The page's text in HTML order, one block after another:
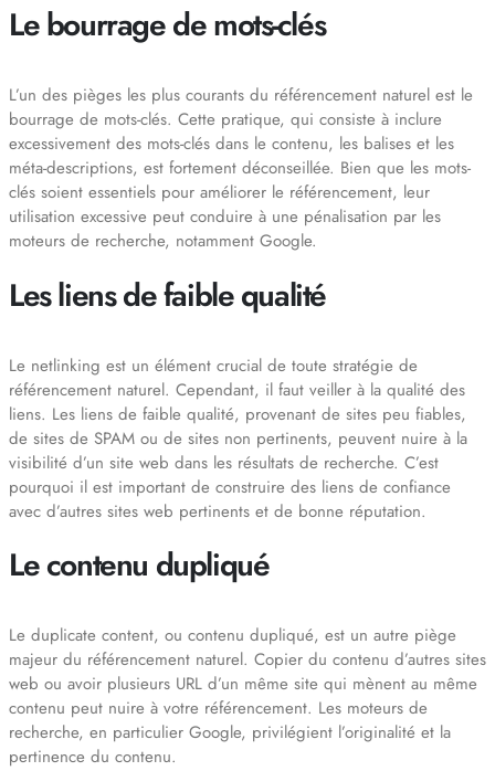
Le bourrage de mots-clés
L’un des pièges les plus courants du référencement naturel est le
bourrage de mots-clés. Cette pratique, qui consiste à inclure
excessivement des mots-clés dans le contenu, les balises et les
méta-descriptions, est fortement déconseillée. Bien que les mots-
clés soient essentiels pour améliorer le référencement, leur
utilisation excessive peut conduire à une pénalisation par les
moteurs de recherche, notamment Google.
Les liens de faible qualité
Le netlinking est un élément crucial de toute stratégie de
référencement naturel. Cependant, il faut veiller à la qualité des
liens. Les liens de faible qualité, provenant de sites peu fiables,
de sites de SPAM ou de sites non pertinents, peuvent nuire à la
visibilité d’un site web dans les résultats de recherche. C’est
pourquoi il est important de construire des liens de confiance
avec d’autres sites web pertinents et de bonne réputation.
Le contenu dupliqué
Le duplicate content, ou contenu dupliqué, est un autre piège
majeur du référencement naturel. Copier du contenu d’autres sites
web ou avoir plusieurs URL d’un même site qui mènent au même
contenu peut nuire à votre référencement. Les moteurs de
recherche, en particulier Google, privilégient l’originalité et la
pertinence du contenu.